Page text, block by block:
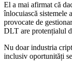
El a mai afirmat că
înlocuiască sistemele
provocate de
DLT are protențialul
Nu doar industria
inclusiv oportunități